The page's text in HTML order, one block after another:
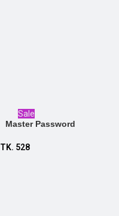
Sale
Master Password
TK. 528